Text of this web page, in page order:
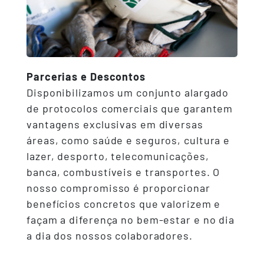
Parcerias e Descontos
Disponibilizamos um conjunto alargado
de protocolos comerciais que garantem
vantagens exclusivas em diversas
áreas, como saúde e seguros, cultura e
lazer, desporto, telecomunicações,
banca, combustíveis e transportes. O
nosso compromisso é proporcionar
benefícios concretos que valorizem e
façam a diferença no bem-estar e no dia
a dia dos nossos colaboradores.